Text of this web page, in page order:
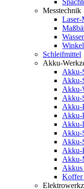
Messtechnik
Laser-
Winkel
Schleifmittel
Akku-
Akku-
Akku-
Akku-
Akku-
Akku-
Akku-
Akku-
Akku-
Akku-
Akku-
Akku-
Akkus
Koffer